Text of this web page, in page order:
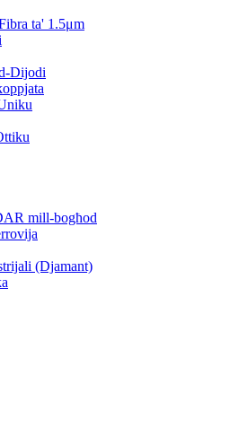
ta' 1.5μm
Dijodi
mill-bogħod
(Djamant)